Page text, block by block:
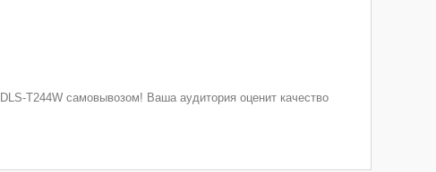
T244W самовывозом! Ваша аудитория оценит качество